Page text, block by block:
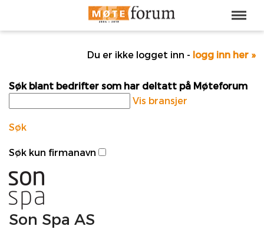
Du er ikke logget inn - logg inn her »
Søk blant bedrifter som har deltatt på Møteforum
Vis bransjer
Søk
Søk kun firmanavn
Son Spa AS